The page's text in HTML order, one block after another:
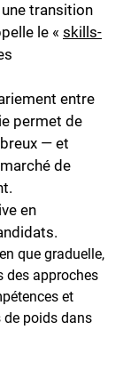
transition
le « skills-
entre
permet de
— et
de
en
que graduelle,
des approches
et
de poids dans